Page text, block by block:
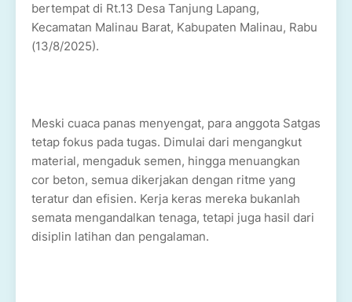
bertempat di Rt.13 Desa Tanjung Lapang,
Kecamatan Malinau Barat, Kabupaten Malinau, Rabu
(13/8/2025).
Meski cuaca panas menyengat, para anggota Satgas
tetap fokus pada tugas. Dimulai dari mengangkut
material, mengaduk semen, hingga menuangkan
cor beton, semua dikerjakan dengan ritme yang
teratur dan efisien. Kerja keras mereka bukanlah
semata mengandalkan tenaga, tetapi juga hasil dari
disiplin latihan dan pengalaman.